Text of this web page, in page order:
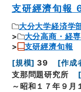
支研經濟旬報
大分大学経済学
大分高商・経
支研經濟旬報
[規模] 39 [作成
支那問題研究所
[
～昭和１７年９月